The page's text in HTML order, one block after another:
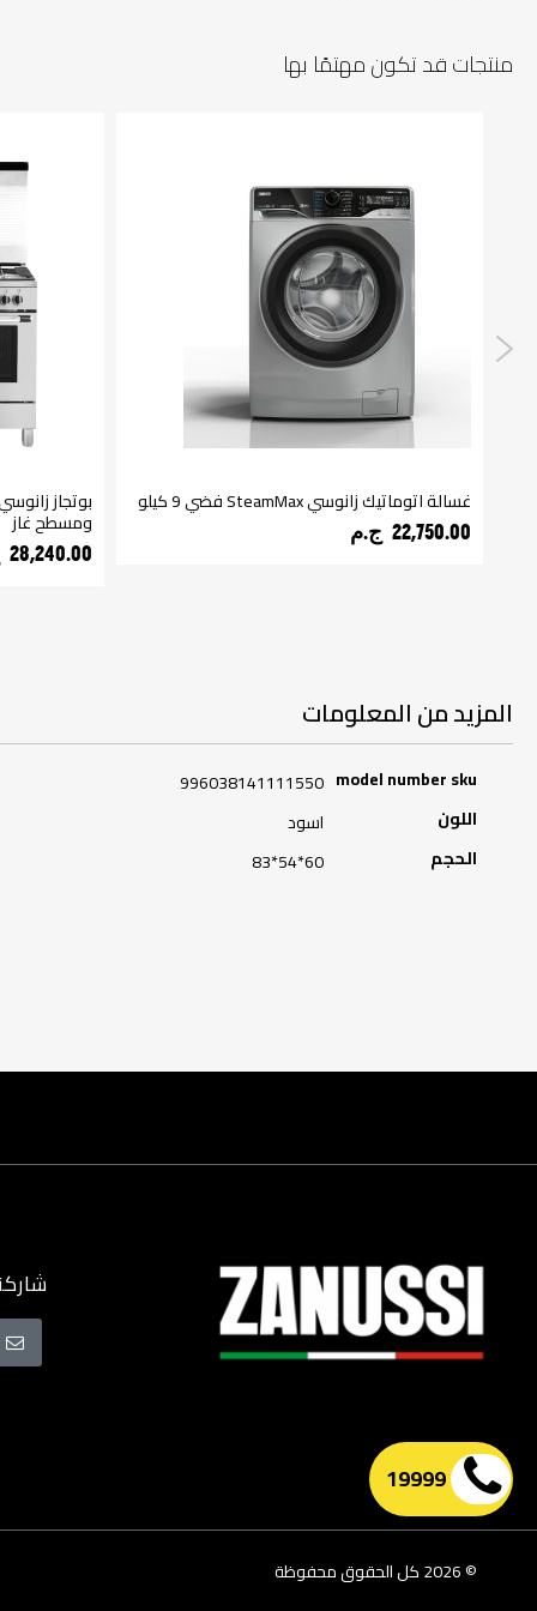
منتجات قد تكون مهتمًا بها
غسالة اتوماتيك زانوسي SteamMax فضي 9 كيلو
22,750.00 ج.م‏ ومسطح غاز
28,240.00 ج.م‏
المزيد من المعلومات
المزيد
المعلومات
model number sku
996038141111550
اللون
اسود
الحجم
60*54*83
سجل
في
نشرتنا
© 2026 كل الحقوق محفوظة
19999